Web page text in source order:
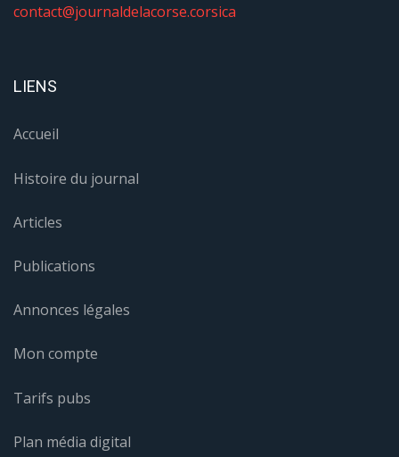
contact@journaldelacorse.corsica
LIENS
Accueil
Histoire du journal
Articles
Publications
Annonces légales
Mon compte
Tarifs pubs
Plan média digital